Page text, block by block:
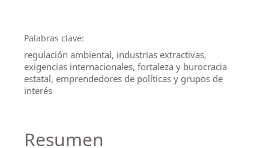
Palabras clave:
regulación ambiental, industrias extractivas,
exigencias internacionales, fortaleza y burocracia
estatal, emprendedores de políticas y grupos de
interés
Resumen